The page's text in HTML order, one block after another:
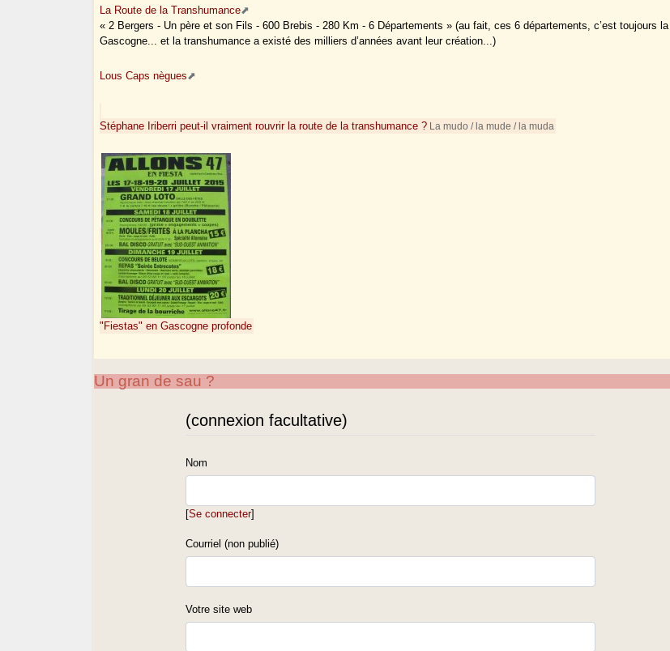
La Route de la Transhumance
« 2 Bergers - Un père et son Fils - 600 Brebis - 280 Km - 6 Départements » (au fait, ces 6 départements, c’est toujours la
Gascogne... et la transhumance a existé des milliers d’années avant leur création...)
Lous Caps nègues
Stéphane Iriberri peut-il vraiment rouvrir la route de la transhumance ? La mudo / la mude / la muda
"Fiestas" en Gascogne profonde
Un gran de sau ?
(connexion facultative)
Nom
[Se connecter]
Courriel (non publié)
Votre site web